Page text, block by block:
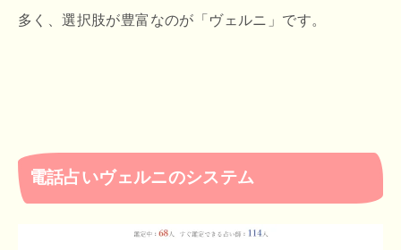
多く、選択肢が豊富なのが「ヴェルニ」です。
電話占いヴェルニのシステム